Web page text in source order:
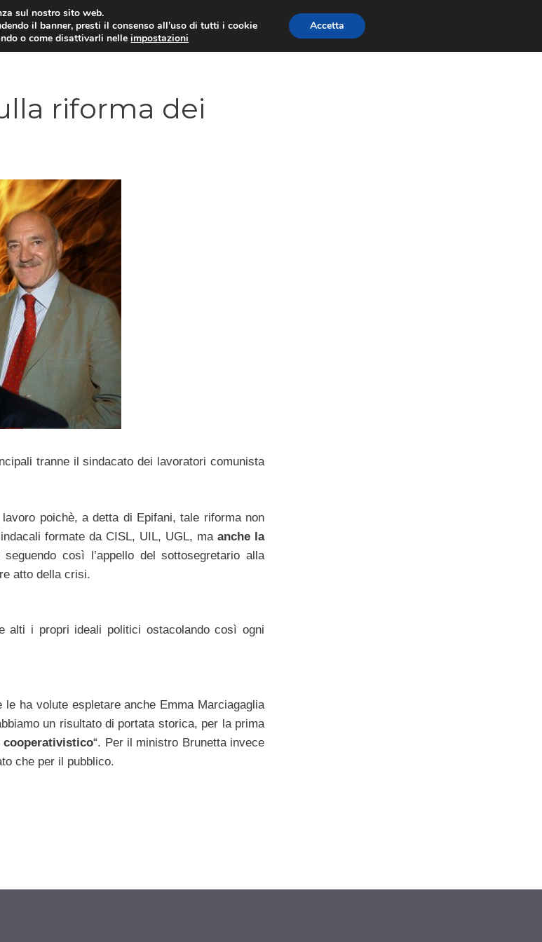
AMMINISTRAZIONE PUBBLICA ECONOMIA EUROPEA ECONOMIA ITALIANA
riforma dei
tranne il sindacato dei lavoratori comunista
poichè, a detta di Epifani, tale riforma non
formate da CISL, UIL, UGL, maanche la
così l’appello del sottosegretario alla
atto della crisi.
alti i propri ideali politici ostacolando così ogni
ha volute espletare anche Emma Marciagaglia
un risultato di portata storica, per la prima
cooperativistico“. Per il ministro Brunetta invece
che per il pubblico.
sul nostro sito web.
il banner, presti il consenso all’uso di tutti i cookie
o come disattivarli nelleimpostazioni
Accetta